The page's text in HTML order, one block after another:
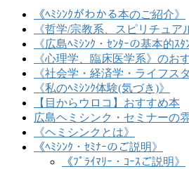
《ﾍﾐｼﾝｸがわかる本のご紹介》
《哲学/宗教系、スピリチュア
《広島ﾍﾐｼﾝｸ・ｾﾝﾀｰの基本的ｽﾀﾝ
《心理学、臨床医学系》のお
《社会学・経済学・ライフス
《私のﾍﾐｼﾝｸ体験(気づき)》
【目からウロコ】おすすめ本
広島ヘミシンク・セミナーの
《ヘミシンクとは》
《ﾍﾐｼﾝｸ・ｾﾐﾅｰのご説明》
《ﾌﾟﾗｲﾏﾘｰ・ｺｰｽご説明》